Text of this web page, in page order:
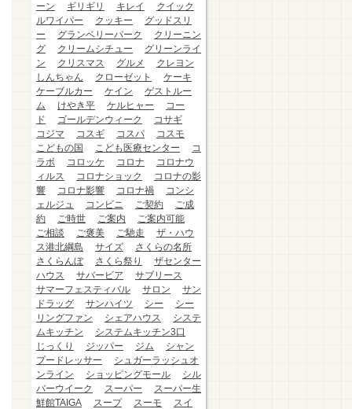
ーン
ギリギリ キレイ
クイック
ルワイパー
クッキー
グッドスリ
ー
グランベリーパーク
クリーニン
グ
クリームシチュー
グリーンライ
ン
クリスマス グルメ
クレヨン
しんちゃん
クローゼット
ケーキ
ケーブルカー
ケイン
ゲストルー
ム
けやき平 ケルヒャー
コー
ド
ゴールデンウィーク
コサギ
コジマ
コスギ コスパ
コスモ
こどもの国
こども医療センター
コ
ラボ
コロッケ コロナ
コロナウ
ィルス
コロナショック
コロナの影
響
コロナ影響 コロナ禍
コンシ
ェルジュ
コンビニ ご契約
ご成
約
ご時世 ご案内
ご案内可能
ご相談
ご褒美 ご馳走
ザ・ハウ
ス港北綱島
サイズ
さくらの名所
さくらんぼ
さくら祭り
ザセンター
ハウス
サバービア
サブリース
サマーフェスティバル
サロン
サン
ドラッグ
サンハイツ シー
シー
リングファン
シェアハウス
システ
ムキッチン
システムキッチン3口
じっくり
ジッパー ジム
シャン
プードレッサー
シュガーラッシュオ
ンライン
ショッピングモール
シル
バーウイーク
スーパー
スーパー生
鮮館TAIGA
スープ スーモ
スイ